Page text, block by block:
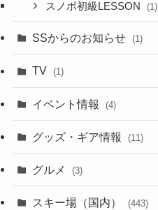
スノボ初級LESSON (1)
SSからのお知らせ (1)
TV (1)
イベント情報 (4)
グッズ・ギア情報 (11)
グルメ (3)
スキー場（国内） (443)